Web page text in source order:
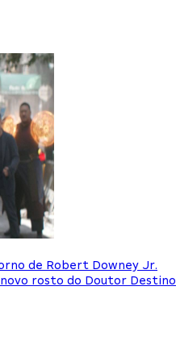
de Robert Downey Jr.
rosto do Doutor Destino